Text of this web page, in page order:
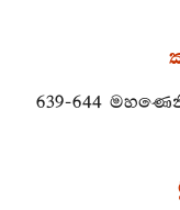
639-644